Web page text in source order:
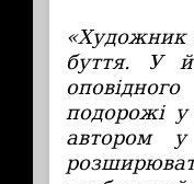
«Художник
буття. У
подорожі
автором